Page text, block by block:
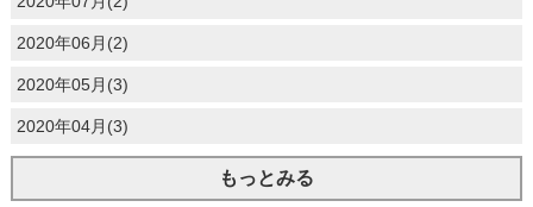
2020年06月(2)
2020年05月(3)
2020年04月(3)
もっとみる